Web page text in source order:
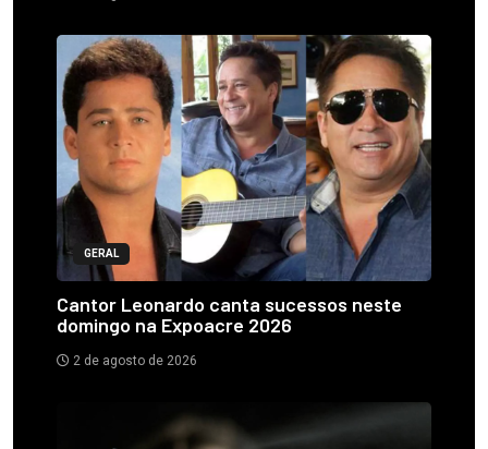
GERAL
Cantor Leonardo canta sucessos neste
domingo na Expoacre 2026
2 de agosto de 2026